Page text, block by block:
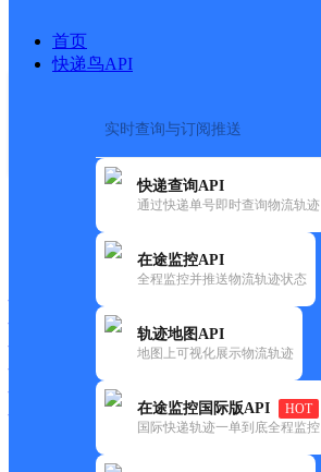
首页
快递鸟API
实时查询与订阅推送
快递查询API
通过快递单号即时查询物流轨迹
在途监控API
全程监控并推送物流轨迹状态
轨迹地图API
地图上可视化展示物流轨迹
在途监控国际版API
HOT
国际快递轨迹一单到底全程监控
快递大全 > 快递网点
快递大全 快运大全